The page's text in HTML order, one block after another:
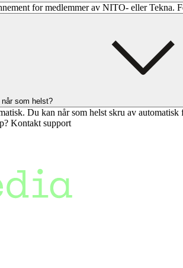
for medlemmer av NITO- eller Tekna.
som helst?
Du kan når som helst skru av
Kontakt support